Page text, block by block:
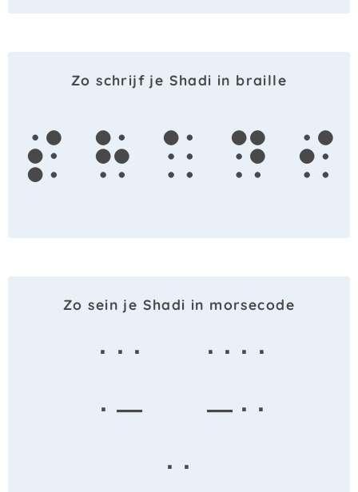
Zo schrijf je Shadi in braille
s h a d i
Zo sein je Shadi in morsecode
· · ·
· · · ·
· —
— · ·
· ·